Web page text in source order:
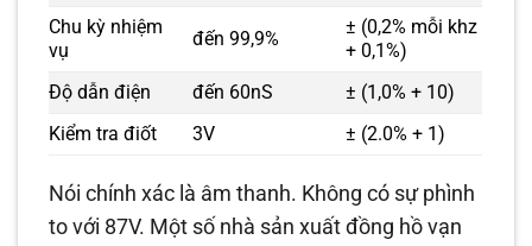
Chu kỳ nhiệm
vụ
đến 99,9%
± (0,2% mỗi khz
+ 0,1%)
Độ dẫn điện
đến 60nS
± (1,0% + 10)
Kiểm tra điốt
3V ± (2.0% + 1)
Nói chính xác là âm thanh. Không có sự phình
to với 87V. Một số nhà sản xuất đồng hồ vạn